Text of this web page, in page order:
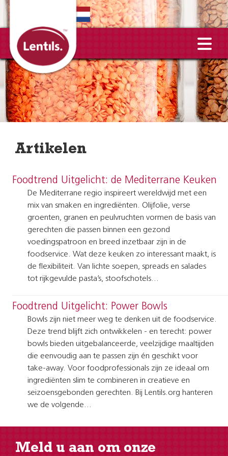
Artikelen
Foodtrend Uitgelicht: de Mediterrane Keuken
De Mediterrane regio inspireert wereldwijd met een
mix van smaken en ingrediënten. Olijfolie, verse
groenten, granen en peulvruchten vormen de basis van
gerechten die passen binnen een gezond
voedingspatroon en breed inzetbaar zijn in de
foodservice. Wat deze keuken zo interessant maakt, is
de flexibiliteit. Van lichte soepen, spreads en salades
tot rijkgevulde pasta’s, stoofschotels…
Foodtrend Uitgelicht: Power Bowls
Bowls zijn niet meer weg te denken uit de foodservice.
Deze trend blijft zich ontwikkelen - en terecht: power
bowls bieden uitgebalanceerde, veelzijdige maaltijden
die eenvoudig aan te passen zijn én geschikt voor
take-away. Voor foodprofessionals zijn ze ideaal om
ingrediënten slim te combineren in creatieve en
seizoensgebonden gerechten. Bij Lentils.org hanteren
we de volgende…
Meld u aan om onze